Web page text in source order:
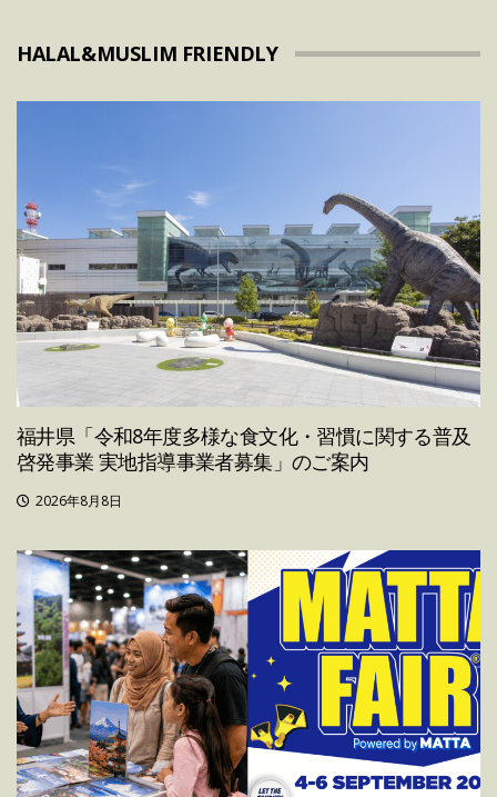
HALAL&MUSLIM FRIENDLY
福井県「令和8年度多様な食文化・習慣に関する普及
啓発事業 実地指導事業者募集」のご案内
2026年8月8日